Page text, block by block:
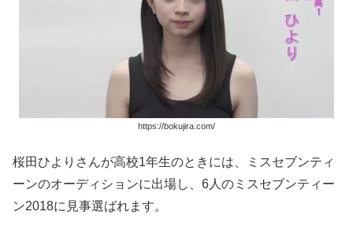
https://bokujira.com/
桜田ひよりさんが高校1年生のときには、ミスセブンティ
ーンのオーディションに出場し、6人のミスセブンティー
ン2018に見事選ばれます。